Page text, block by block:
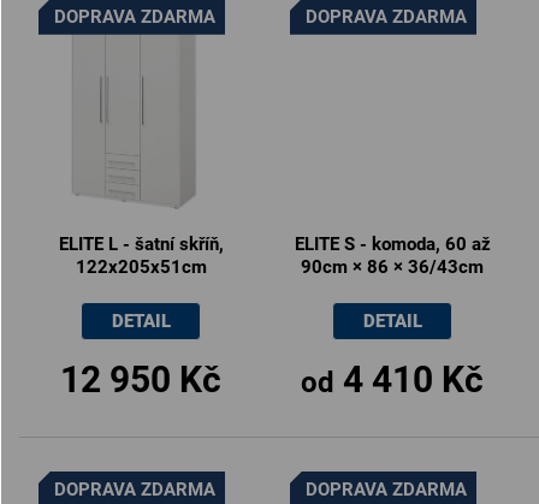
DOPRAVA ZDARMA
ELITE L - šatní skříň,
122x205x51cm
12 950 Kč
DETAIL
DOPRAVA ZDARMA
ELITE S - komoda, 60 až
90cm × 86 × 36/43cm
od 4 410 Kč
DETAIL
DOPRAVA ZDARMA DOPRAVA ZDARMA